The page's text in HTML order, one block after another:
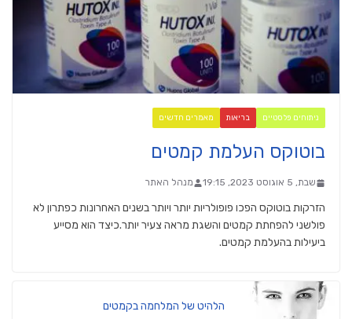
ניתוחים פלסטיים בריאות מאמרים חדשים
בוטוקס העלמת קמטים
שבת, 5 אוגוסט 2023, 19:15 מנהל האתר
הזרקות בוטוקס הפכו פופולריות יותר ויותר בשנים האחרונות כפתרון לא
פולשני להפחתת קמטים והשגת מראה צעיר יותר.כיצד הוא מסייע
ביעילות בהעלמת קמטים.
הלהיט של המלחמה בקמטים